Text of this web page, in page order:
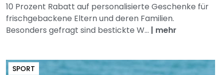
10 Prozent Rabatt auf personalisierte Geschenke für
frischgebackene Eltern und deren Familien.
Besonders gefragt sind bestickte W... | mehr
SPORT